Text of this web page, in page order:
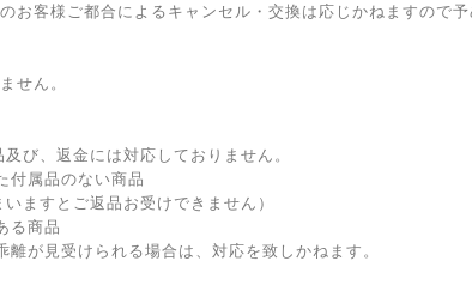
お客様ご都合によるキャンセル・交換は応じかねますので予
せん。
び、返金には対応しておりません。
付属品のない商品
ますとご返品お受けできません）
る商品
が見受けられる場合は、対応を致しかねます。